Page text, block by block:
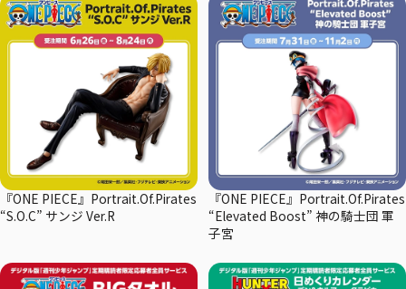
『ONE PIECE』Portrait.Of.Pirates
“S.O.C” サンジ Ver.R
『ONE PIECE』Portrait.Of.Pirates
“Elevated Boost” 神の騎士団 軍
子宮